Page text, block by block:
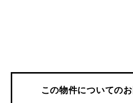
この物件についての